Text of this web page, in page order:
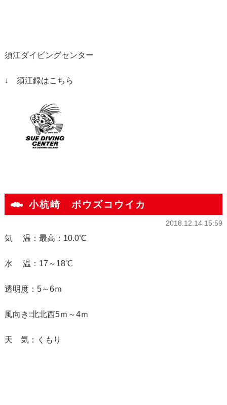
須江ダイビングセンター
↓ 須江録はこちら
小杭崎 ボウズコウイカ
2018.12.14 15:59
気 温：最高：10.0℃
水 温：17～18℃
透明度：5～6ｍ
風向き:北北西5ｍ～4ｍ
天 気：くもり